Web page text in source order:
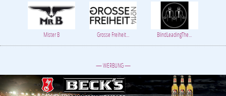
Mister B Grosse Freiheit... BlindLeadingThe...
— WERBUNG —